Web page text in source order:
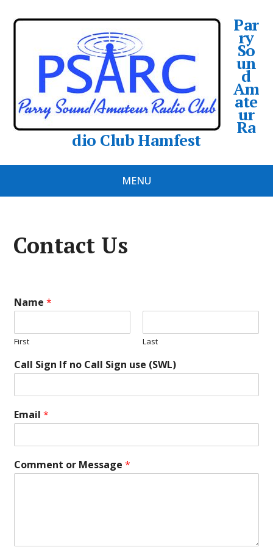
Par
ry
So
un
d
Am
ate
ur
Ra
dio Club Hamfest
MENU
Contact Us
Name*
First Last
Call Sign If no Call Sign use (SWL)
Email*
Comment or Message*